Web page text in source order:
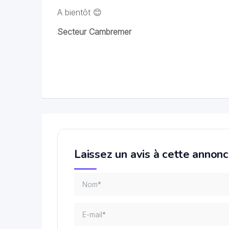
A bientôt 😊
Secteur Cambremer
Laissez un avis à cette